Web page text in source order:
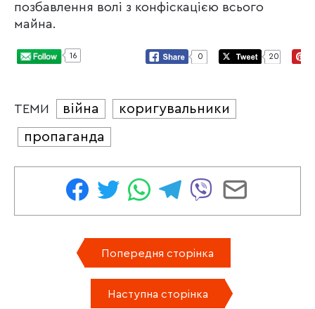
позбавлення волі з конфіскацією всього
майна.
16 0 20
ТЕМИ війна
коригувальники
пропаганда
Попередня сторінка
Наступна сторінка